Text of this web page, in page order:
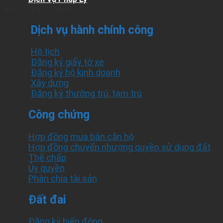
Dịch vụ hành chính công
Hộ tịch
Đăng ký giấy tờ xe
Đăng ký hộ kinh doanh
Xây dựng
Đăng ký thường trú, tạm trú
Công chứng
Hợp đồng mua bán căn hộ
Hợp đồng chuyển nhượng quyền sử dụng đất
Thế chấp
Ủy quyền
Phân chia tài sản
Đất đai